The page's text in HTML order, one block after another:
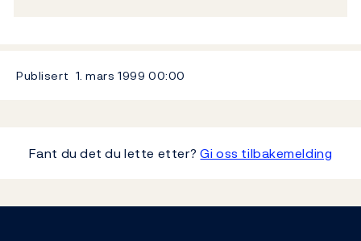
Publisert 1. mars 1999 00:00
Fant du det du lette etter?Gi oss tilbakemelding